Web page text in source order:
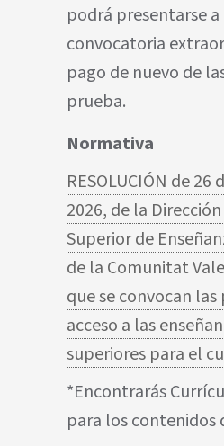
podrá presentarse a
convocatoria
pago de nuevo de
prueba.
Normativa
RESOLUCIÓN de 26
2026, de la
Superior de
de la Comunitat
que se convocan
acceso a las
superiores para el
*Encontrarás
para los contenidos